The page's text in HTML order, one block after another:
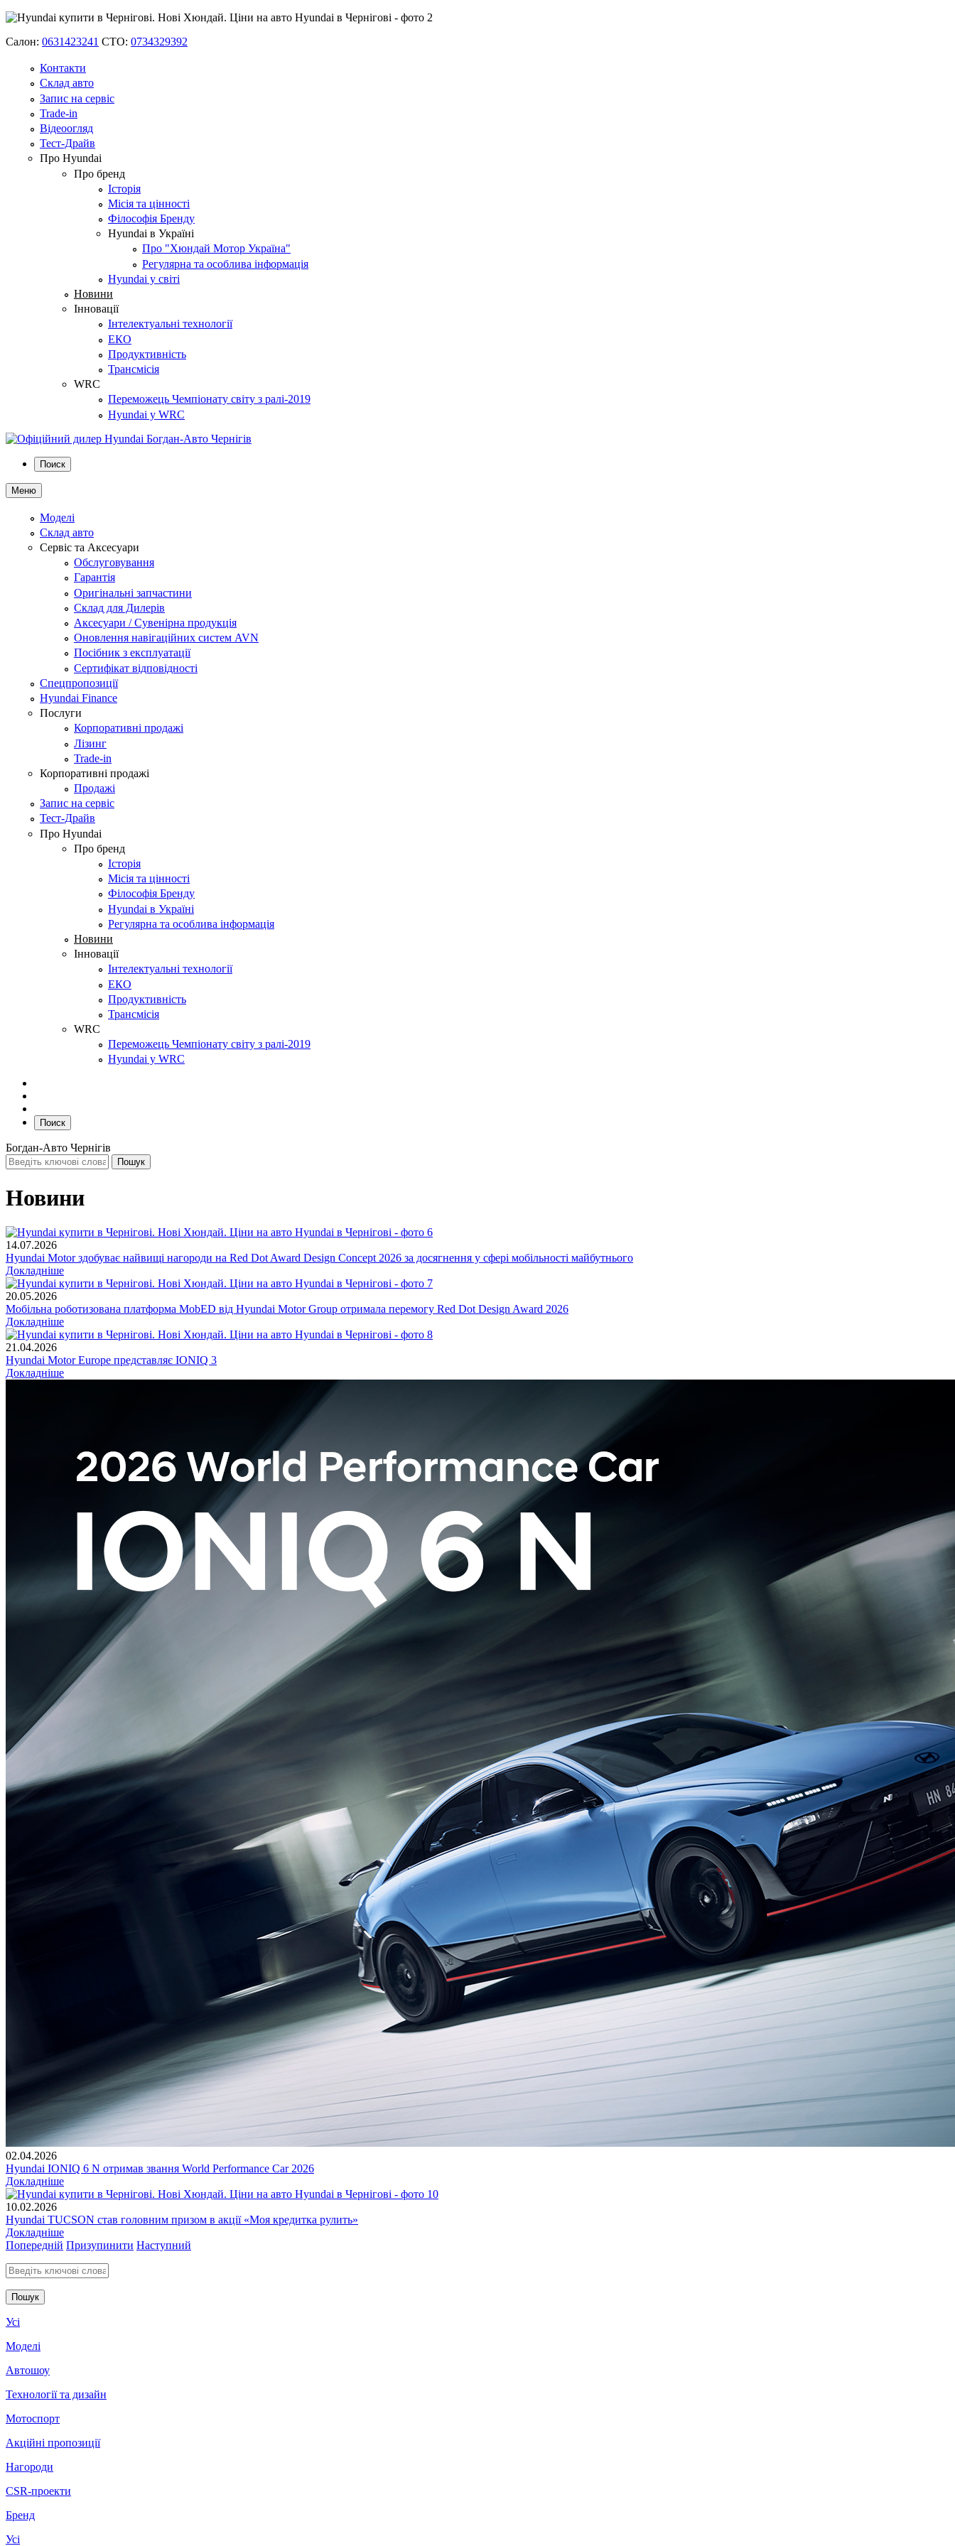
Салон: 0631423241 СТО: 0734329392
Контакти
Склад авто
Запис на сервіс
Trade-in
Відеоогляд
Тест-Драйв
Про Hyundai
Про бренд
Історія
Місія та цінності
Філософія Бренду
Hyundai в Україні
Про "Хюндай Мотор Україна"
Регулярна та особлива інформація
Hyundai у світі
Новини
Інновації
Інтелектуальні технології
ЕКО
Продуктивність
Трансмісія
WRC
Переможець Чемпіонату світу з ралі-2019
Hyundai у WRC
Поиск
Меню
Моделі
Склад авто
Сервіс та Аксесуари
Обслуговування
Гарантія
Оригінальні запчастини
Склад для Дилерів
Аксесуари / Сувенірна продукція
Оновлення навігаційних систем AVN
Посібник з експлуатації
Сертифікат відповідності
Спецпропозиції
Hyundai Finance
Послуги
Корпоративні продажі
Лізинг
Trade-in
Корпоративні продажі
Продажі
Запис на сервіс
Тест-Драйв
Про Hyundai
Про бренд
Історія
Місія та цінності
Філософія Бренду
Hyundai в Україні
Регулярна та особлива інформація
Новини
Інновації
Інтелектуальні технології
ЕКО
Продуктивність
Трансмісія
WRC
Переможець Чемпіонату світу з ралі-2019
Hyundai у WRC
Поиск
Богдан-Авто Чернігів
Новини
14.07.2026
Hyundai Motor здобуває найвищі нагороди на Red Dot Award Design Concept 2026 за досягнення у сфері мобільності майбутнього
Докладніше
20.05.2026
Мобільна роботизована платформа MobED від Hyundai Motor Group отримала перемогу Red Dot Design Award 2026
Докладніше
21.04.2026
Hyundai Motor Europe представляє IONIQ 3
Докладніше
02.04.2026
Hyundai IONIQ 6 N отримав звання World Performance Car 2026
Докладніше
10.02.2026
Hyundai TUCSON став головним призом в акції «Моя кредитка рулить»
Докладніше
Попередній Призупинити Наступний
Введіть ключові слова для пошуку
Усі
Моделі
Автошоу
Технології та дизайн
Мотоспорт
Акційні пропозиції
Нагороди
CSR-проекти
Бренд
Усі